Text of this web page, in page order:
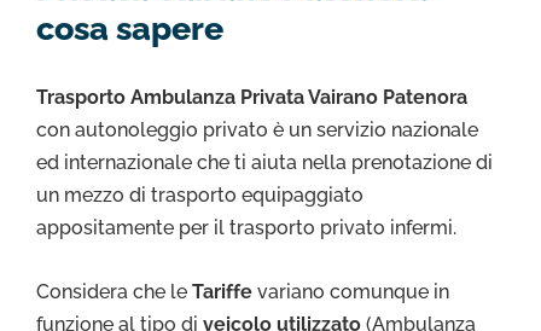
cosa sapere
Trasporto Ambulanza Privata Vairano Patenora
con autonoleggio privato è un servizio nazionale
ed internazionale che ti aiuta nella prenotazione di
un mezzo di trasporto equipaggiato
appositamente per il trasporto privato infermi.
Considera che le Tariffe variano comunque in
funzione al tipo di veicolo utilizzato (Ambulanza